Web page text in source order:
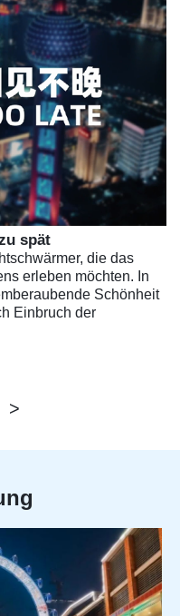
spät
die das
erleben möchten. In
Schönheit
Einbruch der
>